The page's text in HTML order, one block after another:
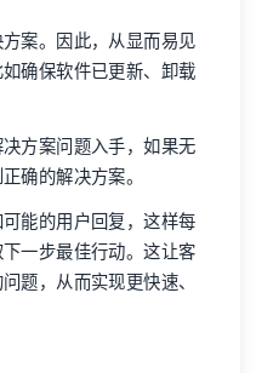
案。因此，从显而易见
确保软件已更新、卸载
方案问题入手，如果无
确的解决方案。
能的用户回复，这样每
一步最佳行动。这让客
题，从而实现更快速、